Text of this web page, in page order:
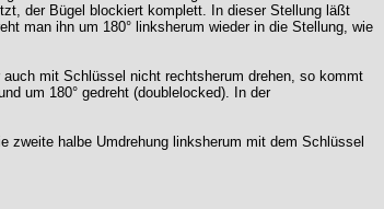
der Bügel blockiert komplett. In dieser Stellung läßt
man ihn um 180° linksherum wieder in die Stellung, wie
mit Schlüssel nicht rechtsherum drehen, so kommt
um 180° gedreht (doublelocked). In der
zweite halbe Umdrehung linksherum mit dem Schlüssel